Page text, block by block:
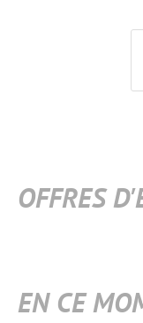
OFFRES
EN CE